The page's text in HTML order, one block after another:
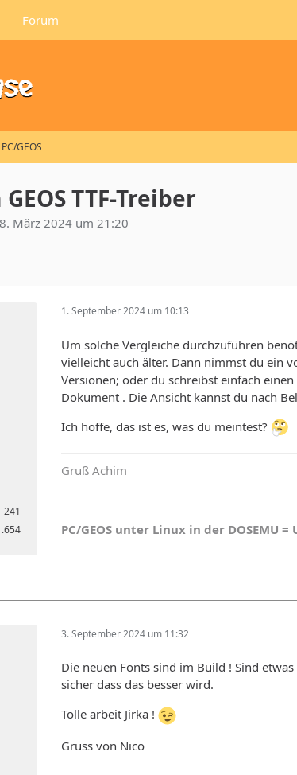
Forum
PC/GEOS
TTF-Treiber
8. März 2024 um 21:20
241
1. September 2024 um 10:13
Um solche Vergleiche durchzuführen
vielleicht auch älter. Dann nimmst du ein
Versionen; oder du schreibst einfach
Dokument . Die Ansicht kannst du nach
Ich hoffe, das ist es, was du meintest?
Gruß Achim
PC/GEOS unter Linux in der DOSEMU =
3. September 2024 um 11:32
Die neuen Fonts sind im Build ! Sind
sicher dass das besser wird.
Tolle arbeit Jirka !
Gruss von Nico